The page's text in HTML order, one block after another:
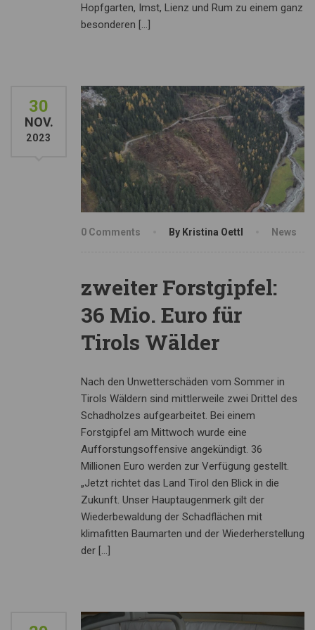
Hopfgarten, Imst, Lienz und Rum zu einem ganz
besonderen […]
30
NOV.
2023
0 Comments By Kristina Oettl News
zweiter Forstgipfel:
36 Mio. Euro für
Tirols Wälder
Nach den Unwetterschäden vom Sommer in
Tirols Wäldern sind mittlerweile zwei Drittel des
Schadholzes aufgearbeitet. Bei einem
Forstgipfel am Mittwoch wurde eine
Aufforstungsoffensive angekündigt. 36
Millionen Euro werden zur Verfügung gestellt.
„Jetzt richtet das Land Tirol den Blick in die
Zukunft. Unser Hauptaugenmerk gilt der
Wiederbewaldung der Schadflächen mit
klimafitten Baumarten und der Wiederherstellung
der […]